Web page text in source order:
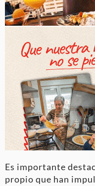
Es importante
propio que han